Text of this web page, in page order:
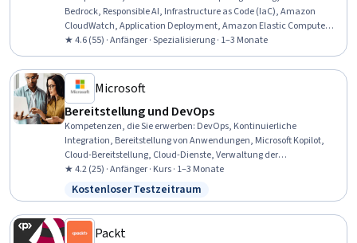
Bedrock, Responsible AI, Infrastructure as Code (IaC), Amazon
CloudWatch, Application Deployment, Amazon Elastic Compute
Cloud, CI/CD, AWS CloudFormation, Unit Testing, Continuous
Deployment, Cloud Deployment, Amazon Web Services, DevOps,
Devops Tools, DevSecOps, Code Review, Serverless Computing,
Containerization, Data Analysis
★ 4.6 (55) · Anfänger · Spezialisierung · 1–3 Monate
Microsoft
Bereitstellung und DevOps
Kompetenzen, die Sie erwerben: DevOps, Kontinuierliche
Integration, Bereitstellung von Anwendungen, Microsoft Kopilot,
Cloud-Bereitstellung, Cloud-Dienste, Verwaltung der
Anwendungsleistung, Fehlersuche, Kapazitätsmanagement,
Cloud-Management, Cloud-Sicherheit, Microsoft
Entwicklungswerkzeuge, Azure DevOps-Pipelines,
Systemüberwachung, Microsoft Azure, Azure DevOps, Cloud-
Anwendungen, Kontinuierliche Bereitstellung, CI/CD
★ 4.2 (25) · Anfänger · Kurs · 1–3 Monate
Status: Kostenloser Testzeitraum
Kostenloser Testzeitraum
Packt